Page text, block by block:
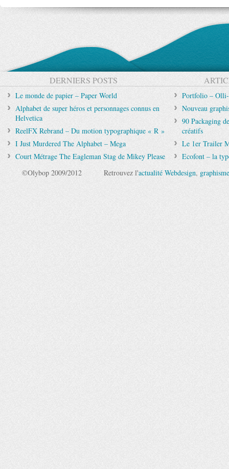
DERNIERS POSTS
Le monde de papier – Paper World
Alphabet de super héros et personnages connus en
Helvetica
ReelFX Rebrand – Du motion typographique « R »
I Just Murdered The Alphabet – Mega
Court Métrage The Eagleman Stag de Mikey Please
Portfolio – Olli-
Nouveau
90 Packaging
créatifs
Le 1er Trailer
Ecofont – la
©Olybop 2009/2012
Retrouvez l'actualité Webdesign, graphisme